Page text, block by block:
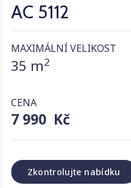
AC 5112
MAXIMÁLNÍ VELIKOST
35 m2
CENA
7 990 Kč
Zkontrolujte nabídku